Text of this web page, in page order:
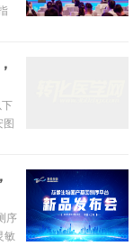
图
供
序
敏